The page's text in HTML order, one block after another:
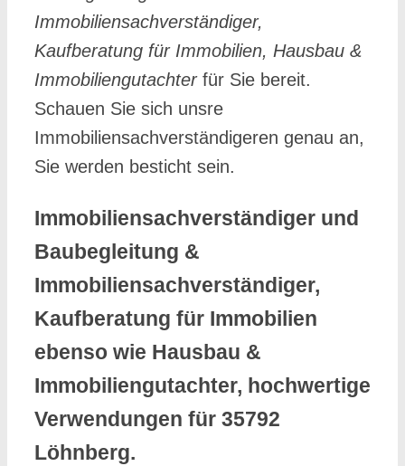
Immobiliensachverständiger,
Kaufberatung für Immobilien, Hausbau &
Immobiliengutachterfür Sie bereit.
Schauen Sie sich unsre
Immobiliensachverständigeren genau an,
Sie werden besticht sein.
Immobiliensachverständiger und
Baubegleitung &
Immobiliensachverständiger,
Kaufberatung für Immobilien
ebenso wie Hausbau &
Immobiliengutachter, hochwertige
Verwendungen für 35792
Löhnberg.